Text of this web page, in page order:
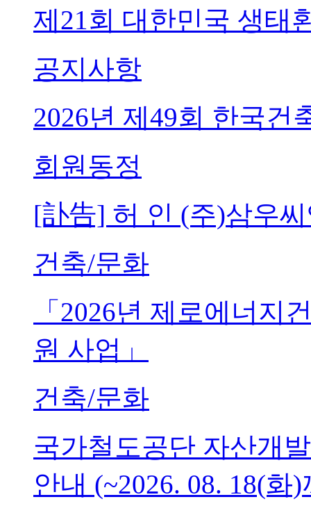
제21회 대한민국 생태
공지사항
2026년 제49회 한국건
회원동정
[訃告] 허 인 (주)삼우
건축/문화
「2026년 제로에너지
원 사업」
건축/문화
국가철도공단 자산개
안내 (~2026. 08. 18(화